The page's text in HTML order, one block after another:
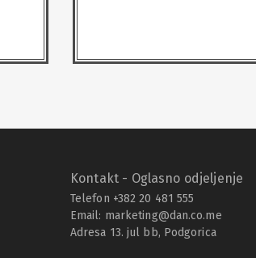
Kontakt - Oglasno odjeljenje
Telefon +382 20 481 555
Email: marketing@dan.co.me
Adresa 13. jul bb, Podgorica